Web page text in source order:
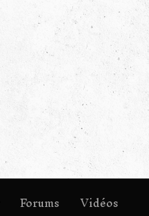
Forums Vidéos